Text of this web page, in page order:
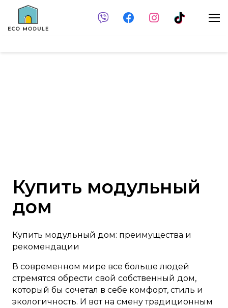
Купить модульный
дом
Купить модульный дом: преимущества и
рекомендации
В современном мире все больше людей
стремятся обрести свой собственный дом,
который бы сочетал в себе комфорт, стиль и
экологичность. И вот на смену традиционным